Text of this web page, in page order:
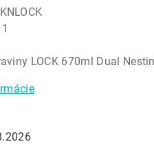
LOCK 670ml Dual